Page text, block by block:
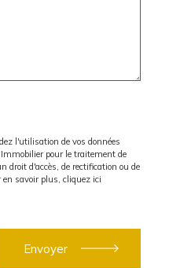
l'utilisation de vos données
pour le traitement de
droit d'accès, de rectification ou de
en savoir plus, cliquez ici